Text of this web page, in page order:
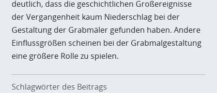
deutlich, dass die geschichtlichen Großereignisse
der Vergangenheit kaum Niederschlag bei der
Gestaltung der Grabmäler gefunden haben. Andere
Einflussgrößen scheinen bei der Grabmalgestaltung
eine größere Rolle zu spielen.
Schlagwörter des Beitrags